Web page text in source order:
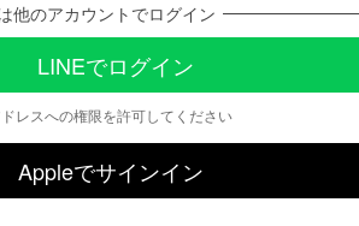
他のアカウントでログイン
LINEでログイン
レスへの権限を許可してください
Appleでサインイン